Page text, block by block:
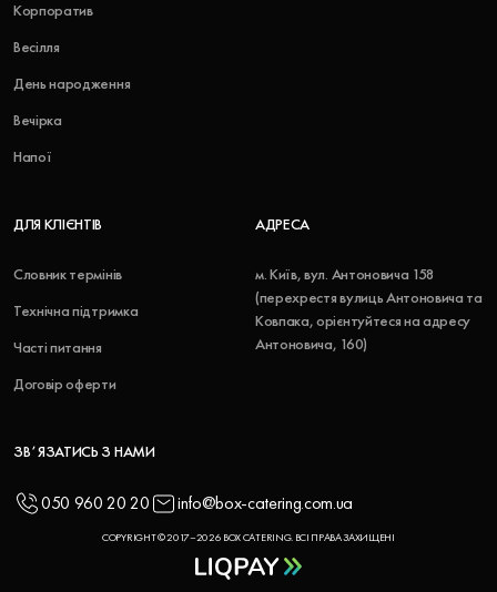
Корпоратив
Весілля
День народження
Вечірка
Напої
ДЛЯ КЛІЄНТІВ
Словник термінів
Технічна підтримка
Часті питання
Договір оферти
АДРЕСА
м. Київ, вул. Антоновича 158
(перехрестя вулиць Антоновича та
Ковпака, орієнтуйтеся на адресу
Антоновича, 160)
ЗВʼЯЗАТИСЬ З НАМИ
050 960 20 20 info@box-catering.com.ua
COPYRIGHT © 2017–2026 BOX CATERING. ВСІ ПРАВА ЗАХИЩЕНІ